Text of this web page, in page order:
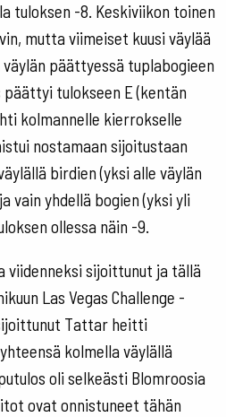
tuloksen -8. Keskiviikon toinen
mutta viimeiset kuusi väylää
päättyessä tuplabogieen
tulokseen E (kentän
kolmannelle kierrokselle
nostamaan sijoitustaan
birdien (yksi alle väylän
vain yhdellä bogien (yksi yli
ollessa näin -9.
viidenneksi sijoittunut ja tällä
Las Vegas Challenge -
Tattar heitti
kolmella väylällä
oli selkeästi Blomroosia
ovat onnistuneet tähän